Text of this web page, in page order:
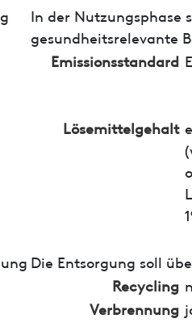
In der Nutzungsphase
gesundheitsrelevante
Emissionsstandard
Lösemittelgehalt
Die Entsorgung soll
Recycling
Verbrennung